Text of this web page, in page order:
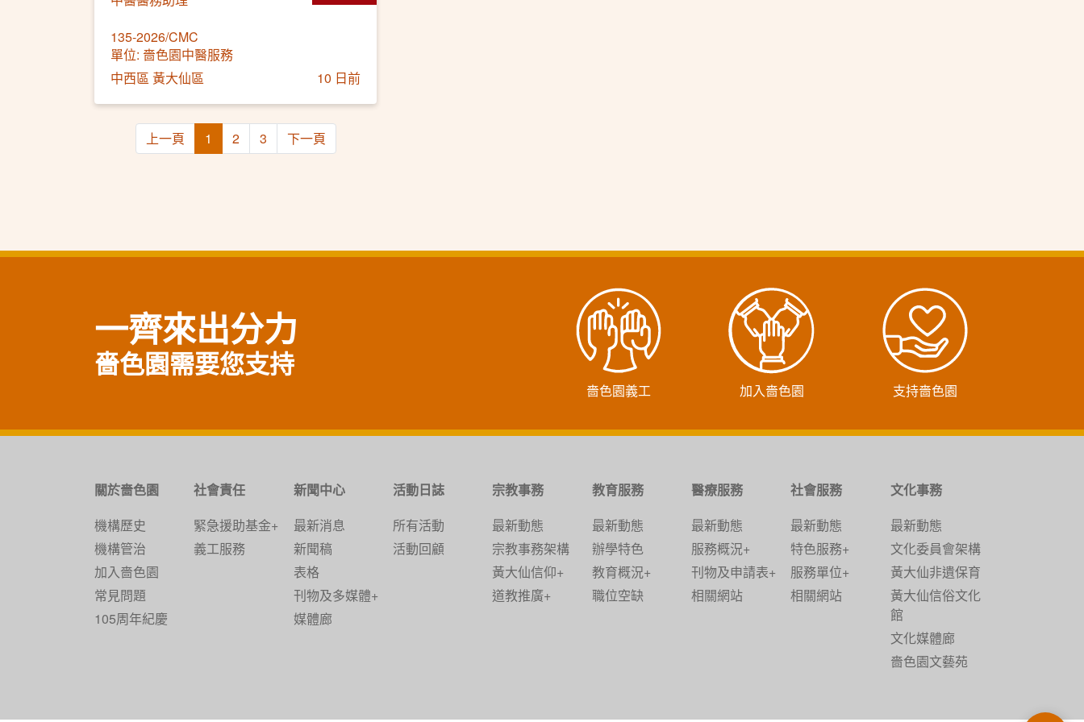
135-2026/CMC
單位: 嗇色園中醫服務
中西區 黃大仙區
10 日前
上一頁 1 2 3 下一頁
一齊來出分力
嗇色園需要您支持
嗇色園義工 加入嗇色園 支持嗇色園
關於嗇色園
機構歷史
機構管治
加入嗇色園
常見問題
105周年紀慶
社會責任
緊急援助基金+
義工服務
新聞中心
最新消息
新聞稿
表格
刊物及多媒體+
媒體廊
活動日誌
所有活動
活動回顧
宗教事務
最新動態
宗教事務架構
黃大仙信仰+
道教推廣+
教育服務
最新動態
辦學特色
教育概況+
職位空缺
醫療服務
最新動態
服務概況+
刊物及申請表+
相關網站
社會服務
最新動態
特色服務+
服務單位+
相關網站
文化事務
最新動態
文化委員會架構
黃大仙非遺保育
黃大仙信俗文化
館
文化媒體廊
嗇色園文藝苑